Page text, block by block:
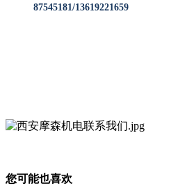
87545181/13619221659
您可能也喜欢